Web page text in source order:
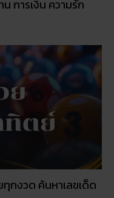
กงวด ค้นหาเลขเด็ด